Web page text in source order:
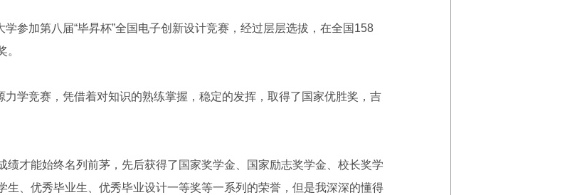
加第八届“毕昇杯”全国电子创新设计竞赛，经过层层选拔，在全国158
。
竞赛，凭借着对知识的熟练掌握，稳定的发挥，取得了国家优胜奖，吉
才能始终名列前茅，先后获得了国家奖学金、国家励志奖学金、校长奖学
生、优秀毕业生、优秀毕业设计一等奖等一系列的荣誉，但是我深深的懂得